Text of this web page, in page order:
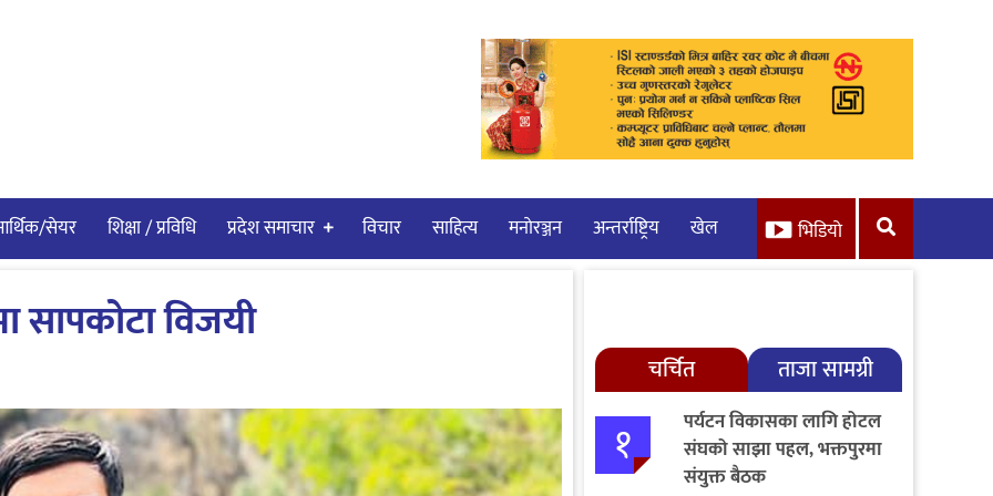
सेयर शिक्षा / प्रविधि प्रदेश समाचार विचार साहित्य मनाेरञ्जन अन्तर्राष्ट्रिय खेल भिडियो
सापकोटा विजयी
चर्चित ताजा सामग्री
१
पर्यटन विकासका लागि होटल
संघको साझा पहल, भक्तपुरमा
संयुक्त बैठक